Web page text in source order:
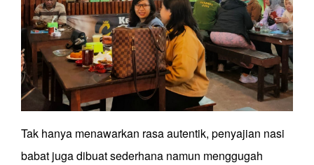
Tak hanya menawarkan rasa autentik, penyajian nasi
babat juga dibuat sederhana namun menggugah